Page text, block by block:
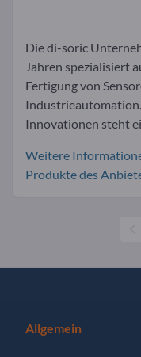
Die di-soric
Jahren spezialisiert
Fertigung von
Innovationen steht
Weitere
Produkte des
Allgemein